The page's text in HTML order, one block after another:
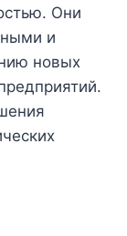
Они
и
новых